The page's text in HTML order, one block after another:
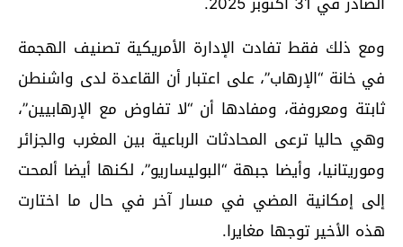
ومع ذلك فقط تفادت الإدارة الأمريكية تصنيف الهجمة
في خانة “الإرهاب”، على اعتبار أن القاعدة لدى واشنطن
ثابتة ومعروفة، ومفادها أن “لا تفاوض مع الإرهابيين”،
وهي حاليا ترعى المحادثات الرباعية بين المغرب والجزائر
وموريتانيا، وأيضا جبهة “البوليساريو”، لكنها أيضا ألمحت
إلى إمكانية المضي في مسار آخر في حال ما اختارت
هذه الأخير توجها مغايرا.